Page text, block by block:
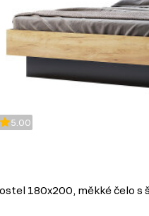
5.00
180x200, měkké čelo s